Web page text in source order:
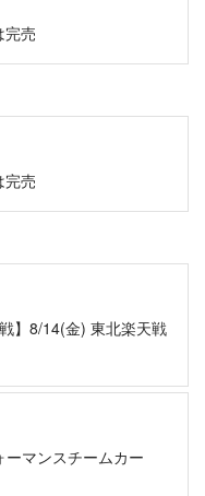
完売
完売
】8/14(金) 東北楽天戦
ーマンスチームカー